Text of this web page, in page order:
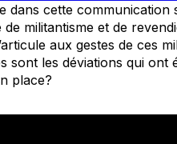
dans cette
militantisme et de
aux gestes de ces
sont les déviations qui
place?